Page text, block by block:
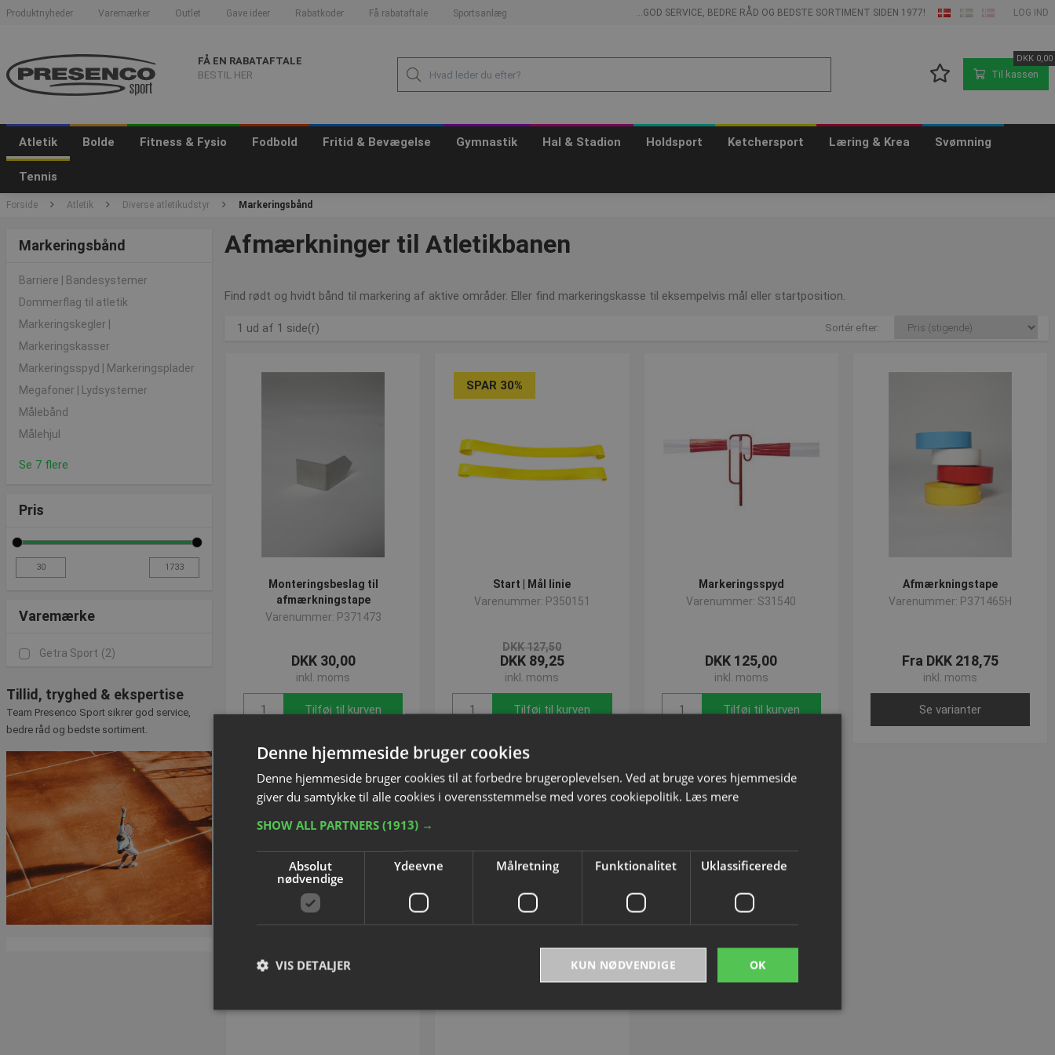
Produktnyheder Varemærker Outlet Gave ideer Rabatkoder Få rabataftale Sportsanlæg ...GOD SERVICE, BEDRE RÅD OG BEDSTE SORTIMENT SIDEN 1977! LOG IND
FÅ EN RABATAFTALE
BESTIL HER
Til kassen
DKK0,00
Atletik Bolde Fitness & Fysio Fodbold Fritid & Bevægelse Gymnastik Hal & Stadion Holdsport Ketchersport Læring & Krea Svømning
Tennis
Forside Atletik Diverse atletikudstyr Markeringsbånd
Markeringsbånd
Barriere | Bandesystemer
Dommerflag til atletik
Markeringskegler |
Markeringskasser
Markeringsspyd | Markeringsplader
Megafoner | Lydsystemer
Målebånd
Målehjul
Se 7 flere
Pris
Varemærke
Getra Sport (2)
Tillid, tryghed & ekspertise
Team Presenco Sport sikrer god service,
bedre råd og bedste sortiment.
Afmærkninger til Atletikbanen
Find rødt og hvidt bånd til markering af aktive områder. Eller find markeringskasse til eksempelvis mål eller startposition.
1 ud af 1 side(r) Sortér efter:
Monteringsbeslag til
afmærkningstape
Varenummer: P371473
DKK 30,00
inkl. moms
Tilføj til kurven
SPAR 30%
Start | Mål linie
Varenummer: P350151
DKK 127,50
DKK 89,25
inkl. moms
Tilføj til kurven
Markeringsspyd
Varenummer: S31540
DKK 125,00
inkl. moms
Tilføj til kurven
Afmærkningstape
Varenummer: P371465H
Fra DKK 218,75
inkl. moms
Se varianter
Kædestander-Sæt
Denne hjemmeside bruger cookies
Denne hjemmeside bruger cookies til at forbedre brugeroplevelsen. Ved at bruge vores hjemmeside
giver du samtykke til alle cookies i overensstemmelse med vores cookiepolitik. Læs mere
SHOW ALL PARTNERS (1913) →
Absolut
nødvendige
Ydeevne Målretning Funktionalitet Uklassificerede
OK
KUN NØDVENDIGE
VIS DETALJER